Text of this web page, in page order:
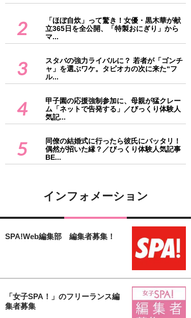
2
「ほぼ自炊」って驚き！女優・黒木華が献
立365日を全公開、「特製おにぎり」から
マ...
3
スタバの強力ライバルに？ 若者が「ゴンチ
ャ」を選ぶワケ。タピオカの次に来た“フ
ル...
4
甲子園の応援強制参加に、母親が猛クレー
ム「ネットで告発する」／びっくり体験人
気記...
5
同僚の結婚式に行ったら彼氏にバッタリ！
偶然が招いた縁？／びっくり体験人気記事
BE...
インフォメーション
SPA!Web編集部 編集者募集！
「女子SPA！」のフリーランス編
集者募集